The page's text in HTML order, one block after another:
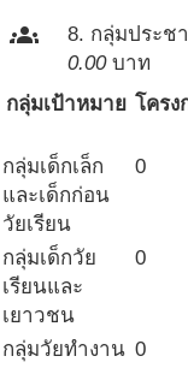
groups 8. กลุ่มประช
0.00บาท
กลุ่มเป้าหมาย โครง
กลุ่มเด็กเล็ก
และเด็กก่อน
วัยเรียน
0
กลุ่มเด็กวัย
เรียนและ
เยาวชน
0
กลุ่มวัยทำงาน 0